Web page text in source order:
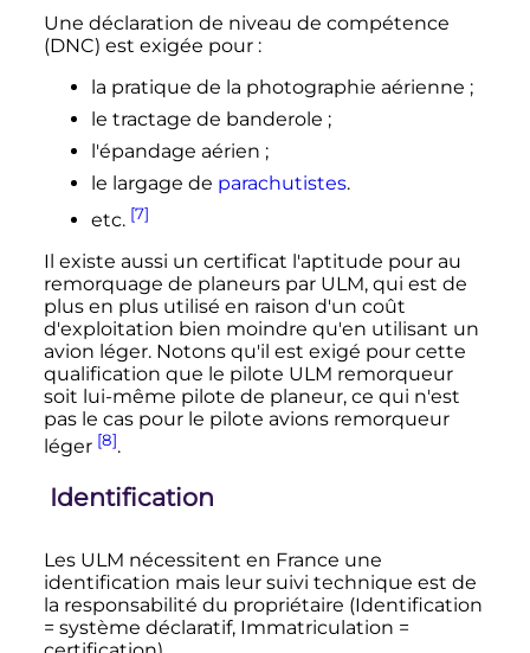
Une déclaration de niveau de compétence
(DNC) est exigée pour :
la pratique de la photographie aérienne ;
le tractage de banderole ;
l'épandage aérien ;
le largage de parachutistes.
etc. [7]
Il existe aussi un certificat l'aptitude pour au
remorquage de planeurs par ULM, qui est de
plus en plus utilisé en raison d'un coût
d'exploitation bien moindre qu'en utilisant un
avion léger. Notons qu'il est exigé pour cette
qualification que le pilote ULM remorqueur
soit lui-même pilote de planeur, ce qui n'est
pas le cas pour le pilote avions remorqueur
léger [8].
Identification
Les ULM nécessitent en France une
identification mais leur suivi technique est de
la responsabilité du propriétaire (Identification
= système déclaratif, Immatriculation =